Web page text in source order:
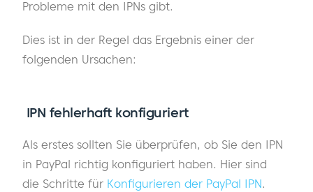
Probleme mit den IPNs gibt.
Dies ist in der Regel das Ergebnis einer der
folgenden Ursachen:
IPN fehlerhaft konfiguriert
Als erstes sollten Sie überprüfen, ob Sie den IPN
in PayPal richtig konfiguriert haben. Hier sind
die Schritte für Konfigurieren der PayPal IPN.